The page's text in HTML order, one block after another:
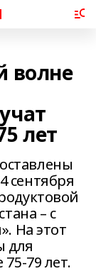
волне
лет
сентября
– с
На этот
для
79 лет.